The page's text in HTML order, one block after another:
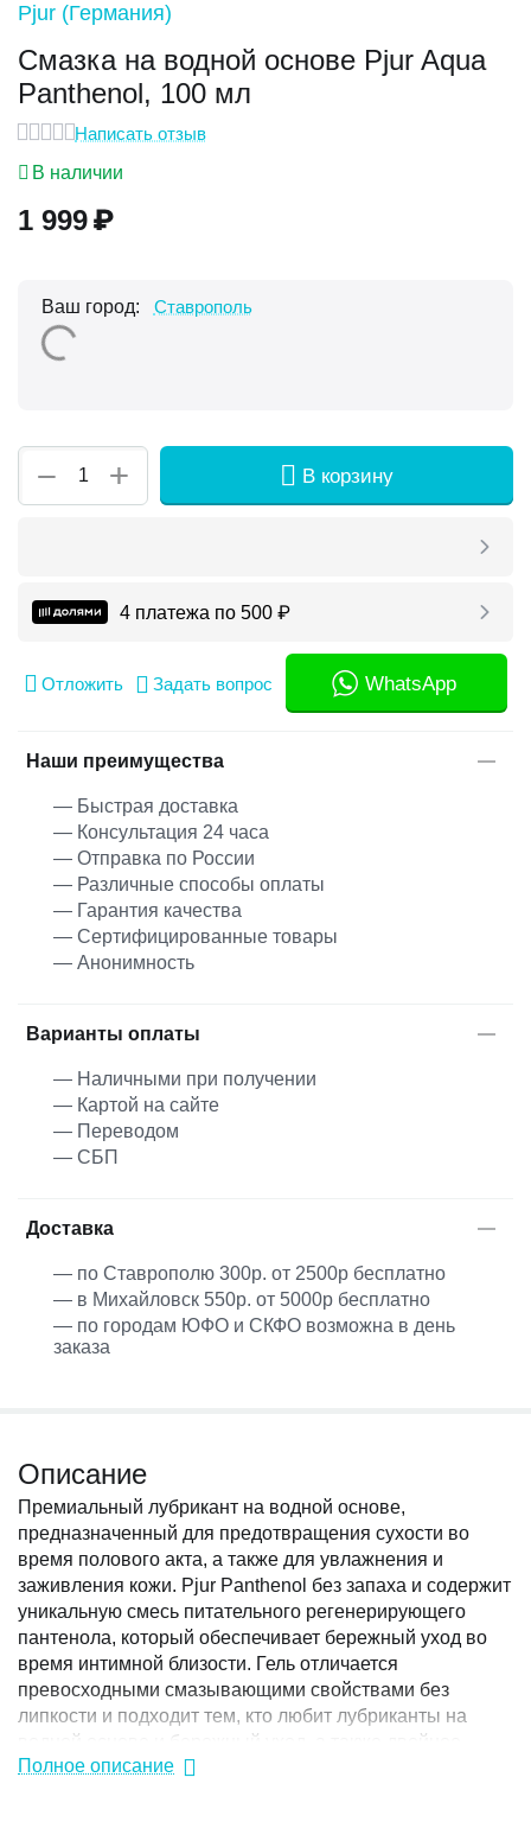
Pjur (Германия)
Смазка на водной основе Pjur Aqua
Panthenol, 100 мл
Написать отзыв
В наличии
1 999₽
Ваш город: Ставрополь
+
− В корзину
4 платежа по 500 ₽
Отложить Задать вопрос WhatsApp
Наши преимущества
— Быстрая доставка
— Консультация 24 часа
— Отправка по России
— Различные способы оплаты
— Гарантия качества
— Сертифицированные товары
— Анонимность
Варианты оплаты
— Наличными при получении
— Картой на сайте
— Переводом
— СБП
Доставка
— по Ставрополю 300р. от 2500р бесплатно
— в Михайловск 550р. от 5000р бесплатно
— по городам ЮФО и СКФО возможна в день
заказа
Описание
Премиальный лубрикант на водной основе,
предназначенный для предотвращения сухости во
время полового акта, а также для увлажнения и
заживления кожи. Pjur Panthenol без запаха и содержит
уникальную смесь питательного регенерирующего
пантенола, который обеспечивает бережный уход во
время интимной близости. Гель отличается
превосходными смазывающими свойствами без
липкости и подходит тем, кто любит лубриканты на
водной основе и бережный уход, а также двойное
увлажнение кожи и слизистой. Рекомендуется
Полное описание